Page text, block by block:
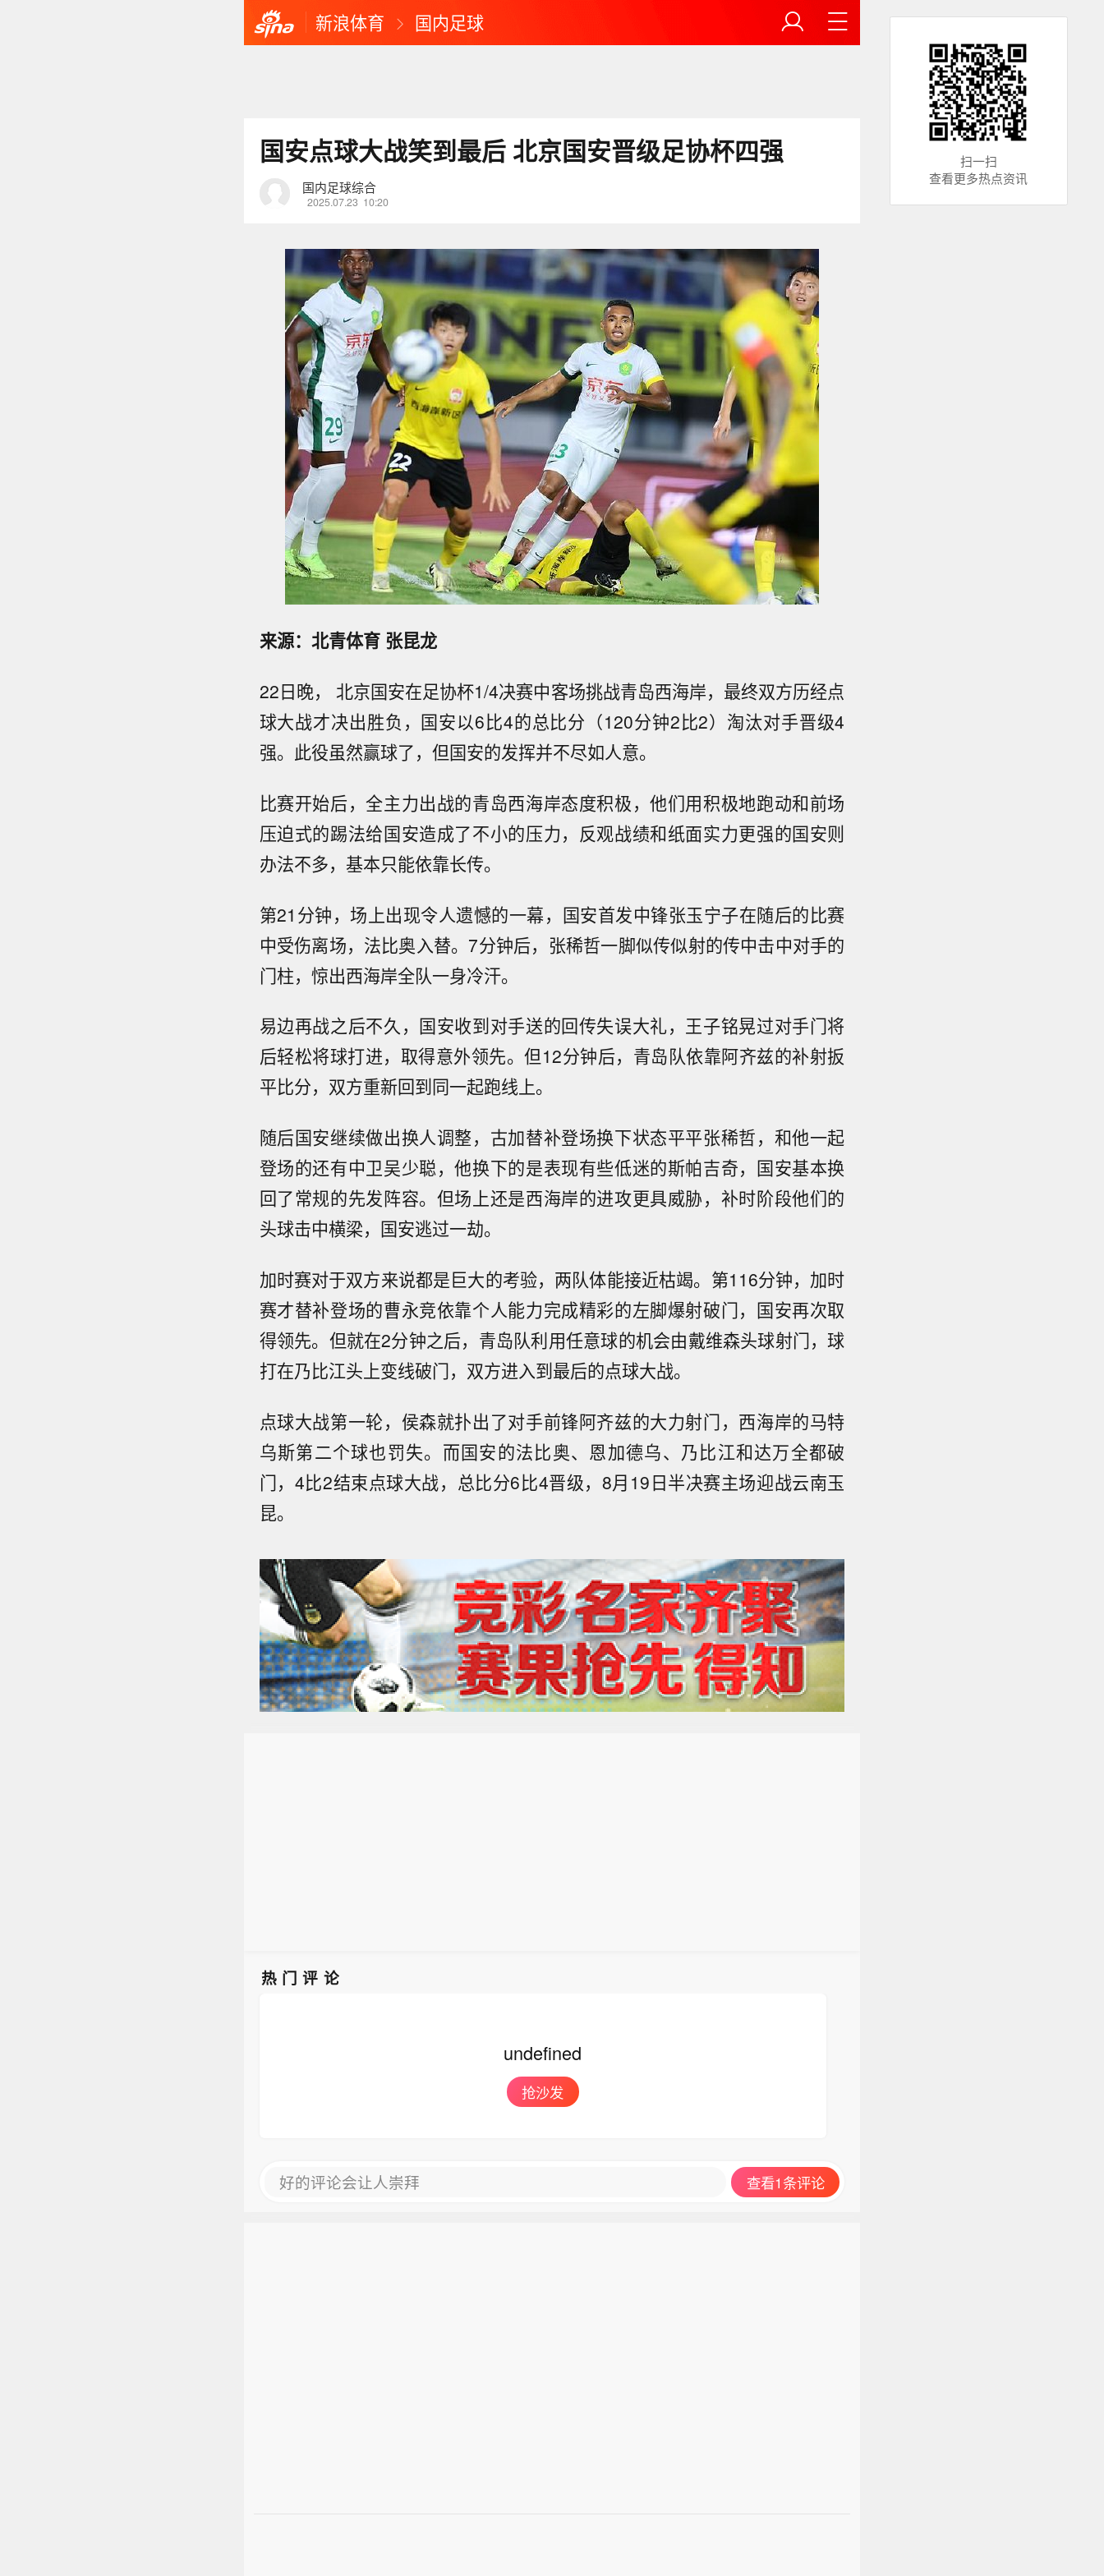
新浪体育 国内足球
国安点球大战笑到最后 北京国安晋级足协杯四强
国内足球综合
2025.07.23 10:20
来源：北青体育 张昆龙
22日晚， 北京国安在足协杯1/4决赛中客场挑战青岛西海岸，最终双方历经点
球大战才决出胜负，国安以6比4的总比分（120分钟2比2）淘汰对手晋级4
强。此役虽然赢球了，但国安的发挥并不尽如人意。
比赛开始后，全主力出战的青岛西海岸态度积极，他们用积极地跑动和前场
压迫式的踢法给国安造成了不小的压力，反观战绩和纸面实力更强的国安则
办法不多，基本只能依靠长传。
第21分钟，场上出现令人遗憾的一幕，国安首发中锋张玉宁子在随后的比赛
中受伤离场，法比奥入替。7分钟后，张稀哲一脚似传似射的传中击中对手的
门柱，惊出西海岸全队一身冷汗。
易边再战之后不久，国安收到对手送的回传失误大礼，王子铭晃过对手门将
后轻松将球打进，取得意外领先。但12分钟后，青岛队依靠阿齐兹的补射扳
平比分，双方重新回到同一起跑线上。
随后国安继续做出换人调整，古加替补登场换下状态平平张稀哲，和他一起
登场的还有中卫吴少聪，他换下的是表现有些低迷的斯帕吉奇，国安基本换
回了常规的先发阵容。但场上还是西海岸的进攻更具威胁，补时阶段他们的
头球击中横梁，国安逃过一劫。
加时赛对于双方来说都是巨大的考验，两队体能接近枯竭。第116分钟，加时
赛才替补登场的曹永竞依靠个人能力完成精彩的左脚爆射破门，国安再次取
得领先。但就在2分钟之后，青岛队利用任意球的机会由戴维森头球射门，球
打在乃比江头上变线破门，双方进入到最后的点球大战。
点球大战第一轮，侯森就扑出了对手前锋阿齐兹的大力射门，西海岸的马特
乌斯第二个球也罚失。而国安的法比奥、恩加德乌、乃比江和达万全都破
门，4比2结束点球大战，总比分6比4晋级，8月19日半决赛主场迎战云南玉
昆。
热门评论
undefined
抢沙发
好的评论会让人崇拜 查看1条评论
扫一扫
查看更多热点资讯